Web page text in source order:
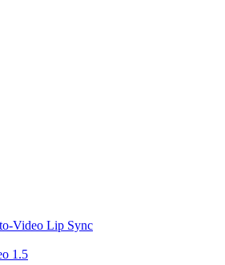
Video Lip Sync
1.5